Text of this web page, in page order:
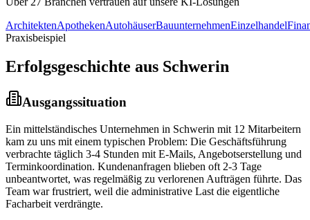
ArchitektenApothekenAutohäuserBauunternehmenEinzelhandel
Praxisbeispiel
Erfolgsgeschichte aus Schwerin
Ausgangssituation
Ein mittelständisches Unternehmen in Schwerin mit 12 Mitarbeitern
kam zu uns mit einem typischen Problem: Die Geschäftsführung
verbrachte täglich 3-4 Stunden mit E-Mails, Angebotserstellung und
Terminkoordination. Kundenanfragen blieben oft 2-3 Tage
unbeantwortet, was regelmäßig zu verlorenen Aufträgen führte. Das
Team war frustriert, weil die administrative Last die eigentliche
Facharbeit verdrängte.